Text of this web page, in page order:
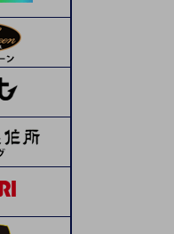
ーツ
シャン
シャン
ーボーイズ
ャンマーク
ーク
ション
ム